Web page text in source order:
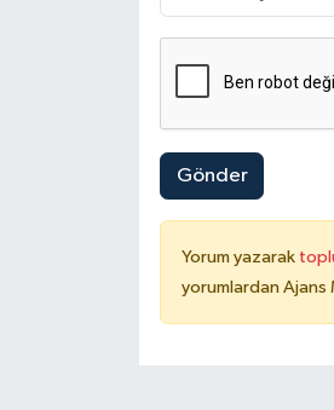
Gönder
Yorum yazarak
yorumlardan